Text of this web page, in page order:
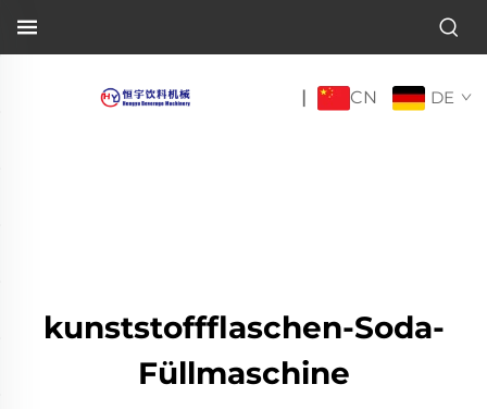
| CN DE
kunststoffflaschen-Soda-
Füllmaschine